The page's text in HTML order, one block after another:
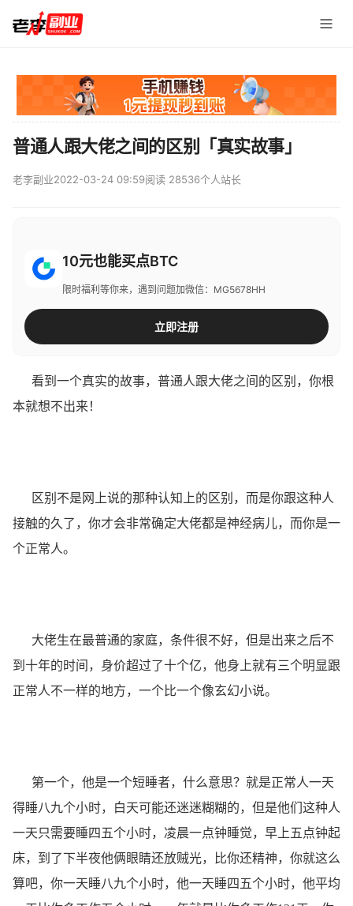
普通人跟大佬之间的区别「真实故事」
老李副业2022-03-24 09:59阅读 28536个人站长
10元也能买点BTC
限时福利等你来，遇到问题加微信：MG5678HH
立即注册
看到一个真实的故事，普通人跟大佬之间的区别，你根
本就想不出来！
区别不是网上说的那种认知上的区别，而是你跟这种人
接触的久了，你才会非常确定大佬都是神经病儿，而你是一
个正常人。
大佬生在最普通的家庭，条件很不好，但是出来之后不
到十年的时间，身价超过了十个亿，他身上就有三个明显跟
正常人不一样的地方，一个比一个像玄幻小说。
第一个，他是一个短睡者，什么意思？就是正常人一天
得睡八九个小时，白天可能还迷迷糊糊的，但是他们这种人
一天只需要睡四五个小时，凌晨一点钟睡觉，早上五点钟起
床，到了下半夜他俩眼睛还放贼光，比你还精神，你就这么
算吧，你一天睡八九个小时，他一天睡四五个小时，他平均